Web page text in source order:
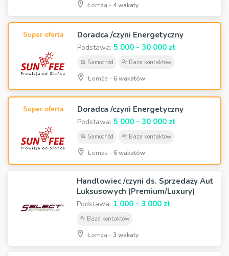
Łomża - 4 wakaty
Super oferta Doradca /czyni Energetyczny
Podstawa: 5 000 - 30 000 zł
Samochód Baza kontaktów
Łomża - 6 wakatów
Super oferta Doradca /czyni Energetyczny
Podstawa: 5 000 - 30 000 zł
Samochód Baza kontaktów
Łomża - 6 wakatów
Handlowiec /czyni ds. Sprzedaży Aut
Luksusowych (Premium/Luxury)
Podstawa: 1 000 - 3 000 zł
Baza kontaktów
Łomża -3 wakaty